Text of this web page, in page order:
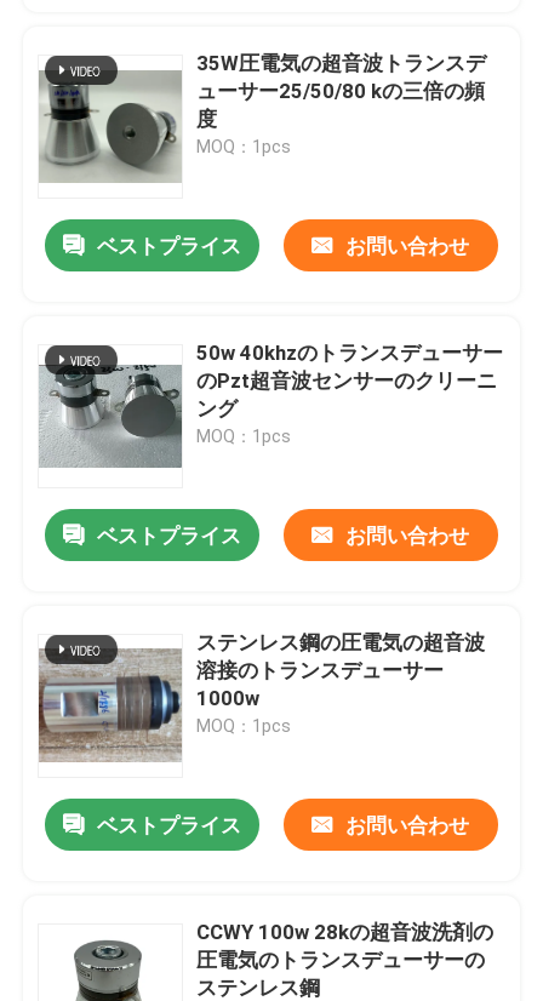
製品
私達について
工場旅行
私達に連絡しなさい
引用を要求しなさい
超音波洗浄
多頻度超音波トランスデューサー
35W圧電気の超音波トランスデ
ューサー25/50/80 kの三倍の頻
度
MOQ：1pcs
ベストプライス お問い合わせ
50w 40khzのトランスデューサー
のPzt超音波センサーのクリーニ
ング
MOQ：1pcs
ベストプライス お問い合わせ
ステンレス鋼の圧電気の超音波
溶接のトランスデューサー
1000w
MOQ：1pcs
ベストプライス お問い合わせ
CCWY 100w 28kの超音波洗剤の
圧電気のトランスデューサーの
ステンレス鋼